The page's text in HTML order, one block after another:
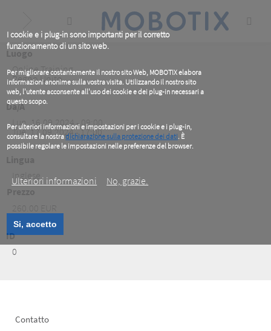
I cookie e i plug-in sono importanti per il corretto
funzionamento di un sito web.
Per migliorare costantemente il nostro sito Web, MOBOTIX elabora
informazioni anonime sulla vostra visita. Utilizzando il nostro sito
web, l'utente acconsente all'uso dei cookie e dei plug-in necessari a
questo scopo.
Per ulteriori informazioni e impostazioni per i cookie e i plug-in,
consultare la nostradichiarazione sulla protezione dei dati. È
possibile regolare le impostazioni nelle preferenze del browser.
.
Ulteriori informazioni
No, grazie.
Si, accetto
content
Online Training
Regno Unito
Da/A
Lun, 16.09.2024 - 09:00
Tue, 17.09.2024 - 17:00
Lingua
Inglese
ID
0
Footer
Contatto